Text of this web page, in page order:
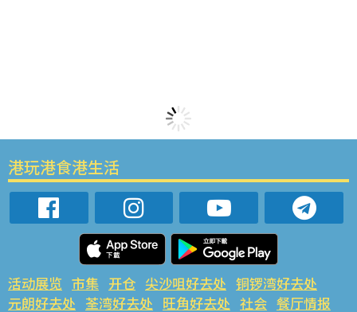
港玩港食港生活
活动展览 市集 开仓 尖沙咀好去处 铜锣湾好去处
元朗好去处 荃湾好去处 旺角好去处 社会 餐厅情报